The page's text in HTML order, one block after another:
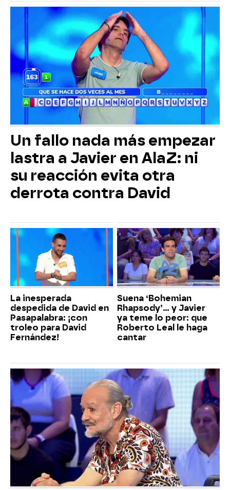
Un fallo nada más empezar
lastra a Javier en AlaZ: ni
su reacción evita otra
derrota contra David
La inesperada
despedida de David en
Pasapalabra: ¡con
troleo para David
Fernández!
Suena ‘Bohemian
Rhapsody’... y Javier
ya teme lo peor: que
Roberto Leal le haga
cantar